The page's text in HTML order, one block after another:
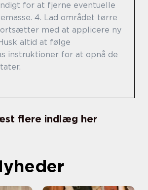
for at fjerne eventuelle
4. Lad området tørre
med at applicere ny
altid at følge
instruktioner for at opnå de
flere indlæg her